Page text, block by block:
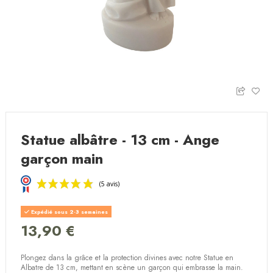
Statue albâtre - 13 cm - Ange
garçon main
(5 avis)
Expédié sous 2-3 semaines
13,90 €
Plongez dans la grâce et la protection divines avec notre Statue en
Albatre de 13 cm, mettant en scène un garçon qui embrasse la main.